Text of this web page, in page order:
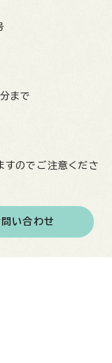
まで
すのでご注意くださ
問い合わせ